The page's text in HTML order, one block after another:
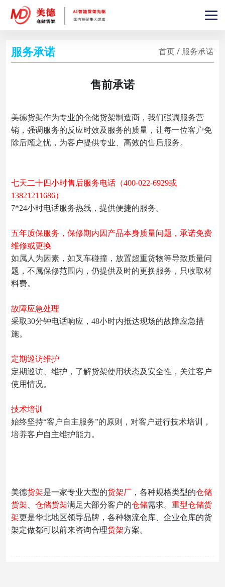
服务承诺 首页 / 服务承诺
售前承诺
美德货架作为专业的仓储货架制造商，我们强调服务营
销，强调服务的反应时效及服务的质量，让每一位客户免
除后顾之忧，为客户提供专业、高效的售后服务。
七天二十四小时售后服务电话 （400-022-6929或
13821211686）
7*24小时电话服务热线，提供便捷的服务。
五年质保服务，保修期内因产品本身质量问题，承诺免费
维修或更换
如属人为因素，如叉车碰撞，放置超重货物等导致质量问
题，不属保修范围内，仍提供及时的更换服务，只收取材
料费。
故障应急处理
采取30分钟电话响应，48小时内抵达现场的故障应急措
施。
定期巡访维护
定期巡访、维护，了解货架使用状态及安全性，关注客户
使用情况。
技术培训
始终坚持“客户自主服务”的原则，对客户进行技术培训，
培养客户自主维护能力 。
美德货架是一家专业大型的货架厂 ，各种规格类型的仓储
货架
仓储货架满足大部分客户的仓储需求。 重型仓储货
架更是华北地区领导品牌，各种物流仓库、企业仓库的货
架定做都可以前来咨询合理货架方案。